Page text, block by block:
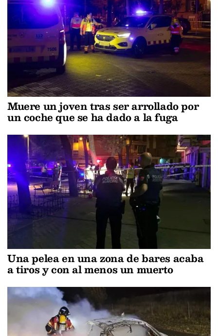
Muere un joven tras ser arrollado por
un coche que se ha dado a la fuga
Una pelea en una zona de bares acaba
a tiros y con al menos un muerto